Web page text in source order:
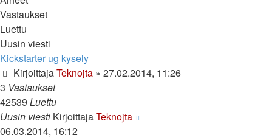
Vastaukset
Luettu
Uusin viesti
Kickstarter ug kysely
KirjoittajaTeknojta » 27.02.2014, 11:26
3 Vastaukset
42539 Luettu
Uusin viesti KirjoittajaTeknojta
06.03.2014, 16:12